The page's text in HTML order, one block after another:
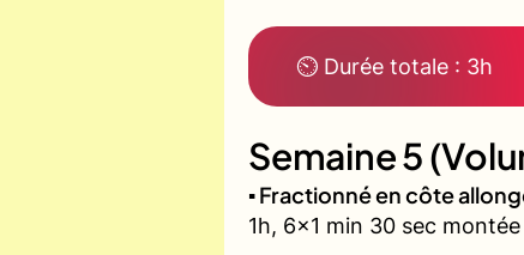
⏲ Durée totale : 3h
Semaine 5
▪️ Fractionné en côte
1h, 6x1 min 30 sec